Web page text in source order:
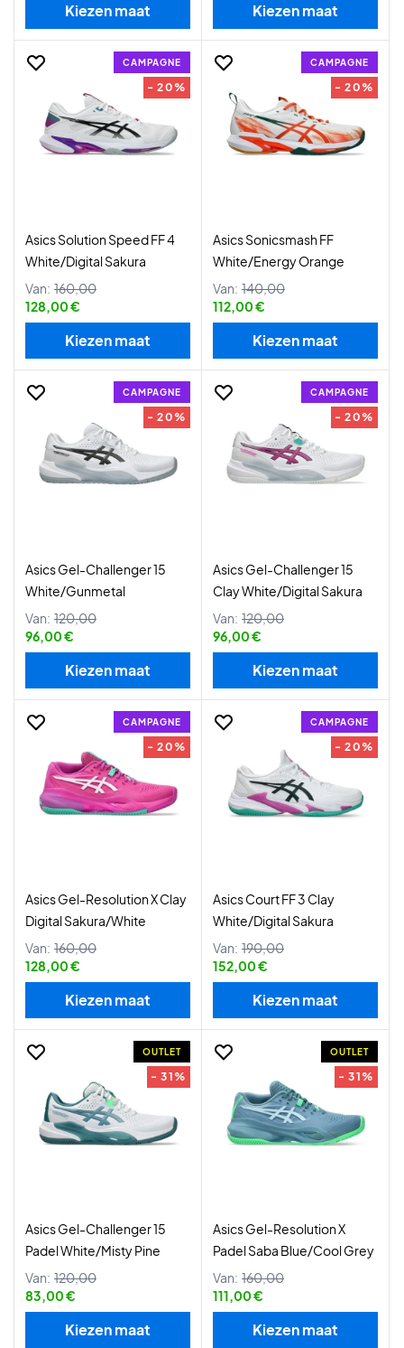
Kiezen maat Kiezen maat
CAMPAGNE
- 20%
Asics Solution Speed FF 4
White/Digital Sakura
Van: 160,00
128,00 €
Kiezen maat
CAMPAGNE
- 20%
Asics Sonicsmash FF
White/Energy Orange
Van: 140,00
112,00 €
Kiezen maat
CAMPAGNE
- 20%
Asics Gel-Challenger 15
White/Gunmetal
Van: 120,00
96,00 €
Kiezen maat
CAMPAGNE
- 20%
Asics Gel-Challenger 15
Clay White/Digital Sakura
Van: 120,00
96,00 €
Kiezen maat
CAMPAGNE
- 20%
Asics Gel-Resolution X Clay
Digital Sakura/White
Van: 160,00
128,00 €
Kiezen maat
CAMPAGNE
- 20%
Asics Court FF 3 Clay
White/Digital Sakura
Van: 190,00
152,00 €
Kiezen maat
OUTLET
- 31%
Asics Gel-Challenger 15
Padel White/Misty Pine
Van: 120,00
83,00 €
Kiezen maat
OUTLET
- 31%
Asics Gel-Resolution X
Padel Saba Blue/Cool Grey
Van: 160,00
111,00 €
Kiezen maat